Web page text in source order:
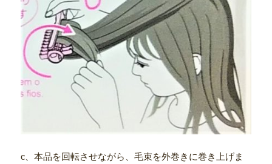
c、本品を回転させながら、毛束を外巻きに巻き上げま